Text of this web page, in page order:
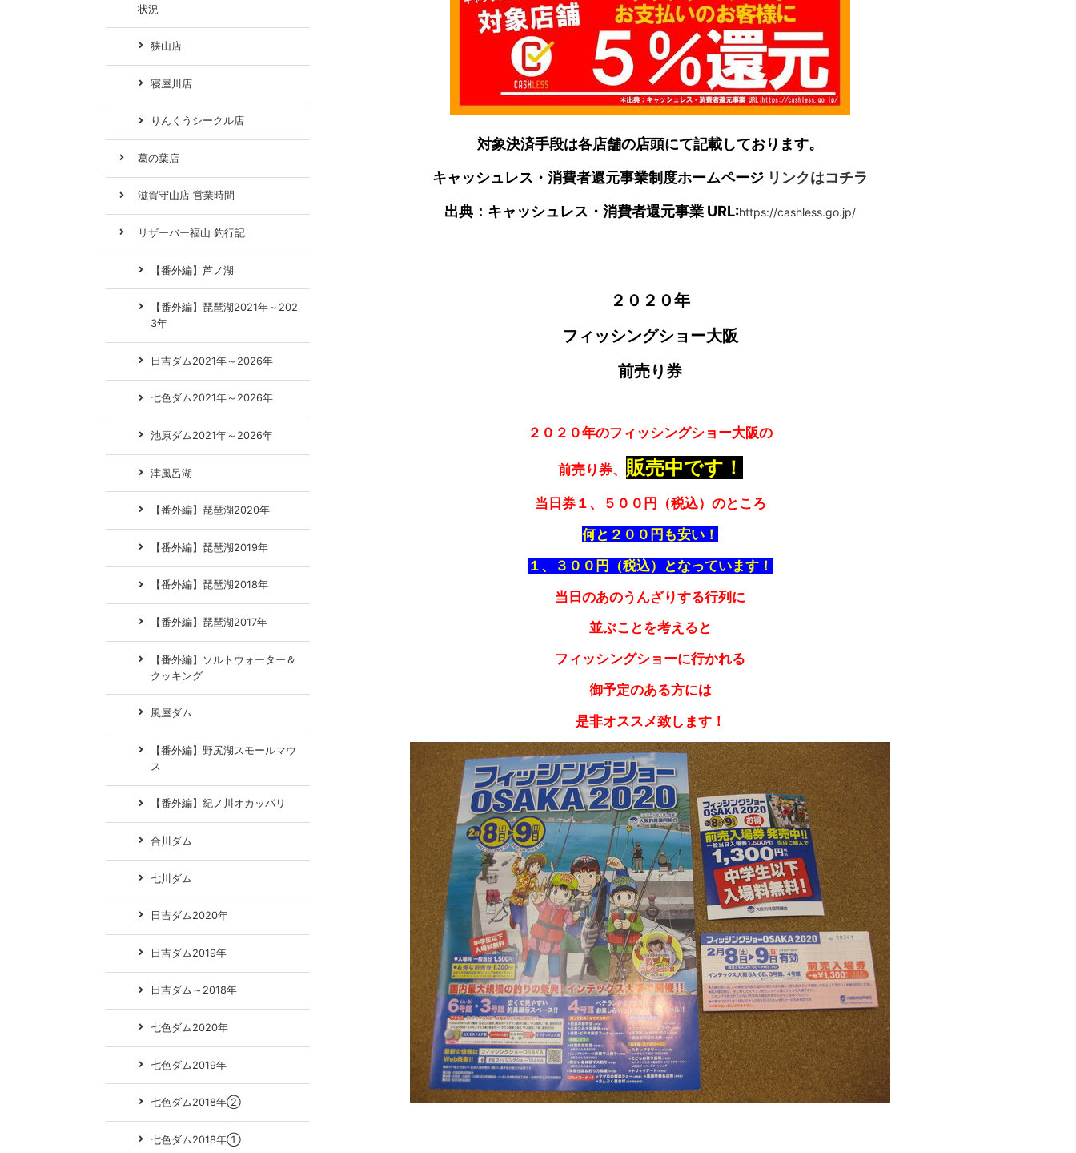
対象決済手段は各店舗の店頭にて記載しております。
キャッシュレス・消費者還元事業制度ホームページ リンクはコチラ
出典：キャッシュレス・消費者還元事業 URL:https://cashless.go.jp/
２０２０年
フィッシングショー大阪
前売り券
２０２０年のフィッシングショー大阪の
前売り券、 販売中です！
当日券１、５００円（税込）のところ
何と２００円も安い！
１、３００円（税込）となっています！
当日のあのうんざりする行列に
並ぶことを考えると
フィッシングショーに行かれる
御予定のある方には
是非オススメ致します！
状況
狭山店
寝屋川店
りんくうシークル店
葛の葉店
滋賀守山店 営業時間
リザーバー福山 釣行記
【番外編】芦ノ湖
【番外編】琵琶湖2021年～202
3年
日吉ダム2021年～2026年
七色ダム2021年～2026年
池原ダム2021年～2026年
津風呂湖
【番外編】琵琶湖2020年
【番外編】琵琶湖2019年
【番外編】琵琶湖2018年
【番外編】琵琶湖2017年
【番外編】ソルトウォーター＆
クッキング
風屋ダム
【番外編】野尻湖スモールマウ
ス
【番外編】紀ノ川オカッパリ
合川ダム
七川ダム
日吉ダム2020年
日吉ダム2019年
日吉ダム～2018年
七色ダム2020年
七色ダム2019年
七色ダム2018年②
七色ダム2018年①